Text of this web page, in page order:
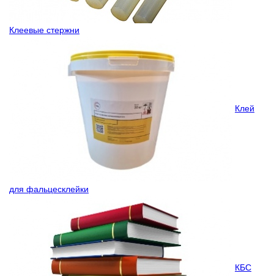
Клеевые стержни
Клей
для фальцесклейки
КБС